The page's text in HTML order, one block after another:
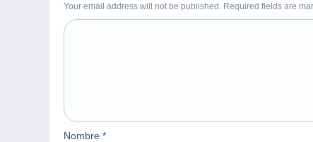
Your email address will not be published. Required fields are
Nombre *